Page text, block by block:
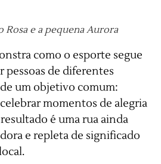
Rosa e a pequena Aurora
como o esporte segue
pessoas de diferentes
um objetivo comum:
momentos de alegria
é uma rua ainda
e repleta de significado